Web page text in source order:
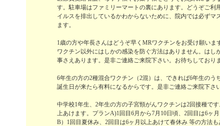
す。駐車場はファミリーマートの裏にあります。どうぞご利
イルスを排出しているかわからないために、院内では必ずマ
ます。
1歳の方や年長さんはどうぞ早くMRワクチンをお受け願いま
ワクチン以外にはしかの感染を防ぐ方法はありません。はし
事さえあります。是非ご連絡ご来院下さい。お待ちしており
6年生の方の2種混合ワクチン（2混）は、できれば6年生のう
誕生日が来たら有料になるからです。是非ご連絡ご来院下さ
中学校1年生、2年生の方の子宮頸がんワクチンは2回接種で
上あけます。プランA)1回目6月から7月10日頃、2回目は6ヶ
B）1回目夏休み、2回目は6ヶ月以上あけて春休み 等の方法